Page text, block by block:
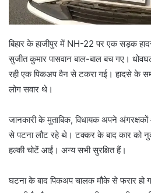
बिहार के हाजीपुर में NH-22 पर एक सड़क
सुजीत कुमार पासवान बाल-बाल बच गए।
रही एक पिकअप वैन से टकरा गई। हादसे के
लोग सवार थे।
जानकारी के मुताबिक, विधायक अपने
से पटना लौट रहे थे। टक्कर के बाद कार को
हल्की चोटें आईं। अन्य सभी सुरक्षित हैं।
घटना के बाद पिकअप चालक मौके से फरार हो